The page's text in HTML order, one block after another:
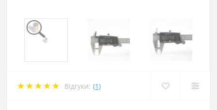
Відгуки: (1)